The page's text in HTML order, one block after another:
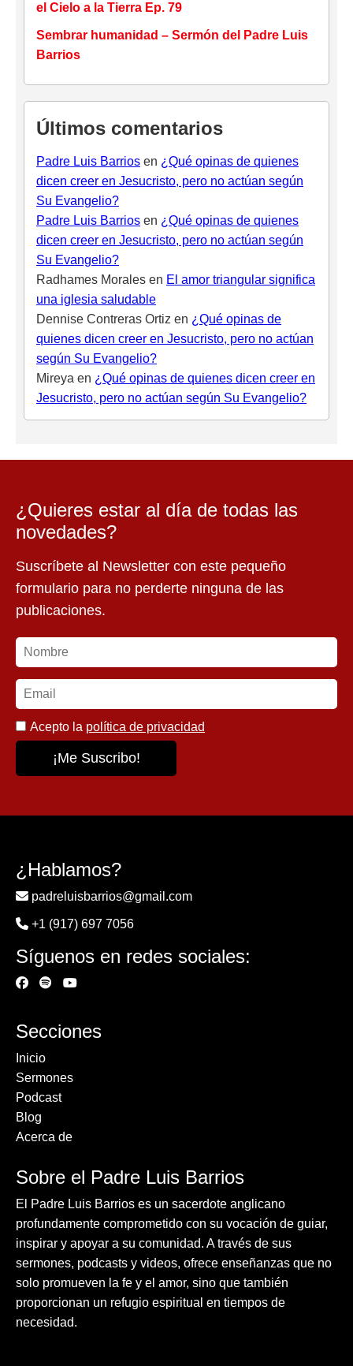
el Cielo a la Tierra Ep. 79
Sembrar humanidad – Sermón del Padre Luis
Barrios
Últimos comentarios
Padre Luis Barrios en ¿Qué opinas de quienes
dicen creer en Jesucristo, pero no actúan según
Su Evangelio?
Padre Luis Barrios en ¿Qué opinas de quienes
dicen creer en Jesucristo, pero no actúan según
Su Evangelio?
Radhames Morales en El amor triangular significa
una iglesia saludable
Dennise Contreras Ortiz en ¿Qué opinas de
quienes dicen creer en Jesucristo, pero no actúan
según Su Evangelio?
Mireya en ¿Qué opinas de quienes dicen creer en
Jesucristo, pero no actúan según Su Evangelio?
¿Quieres estar al día de todas las
novedades?
Suscríbete al Newsletter con este pequeño
formulario para no perderte ninguna de las
publicaciones.
Acepto la política de privacidad
¿Hablamos?
padreluisbarrios@gmail.com
+1 (917) 697 7056
Síguenos en redes sociales:
Secciones
Inicio
Sermones
Podcast
Blog
Acerca de
Sobre el Padre Luis Barrios
El Padre Luis Barrios es un sacerdote anglicano
profundamente comprometido con su vocación de guiar,
inspirar y apoyar a su comunidad. A través de sus
sermones, podcasts y videos, ofrece enseñanzas que no
solo promueven la fe y el amor, sino que también
proporcionan un refugio espiritual en tiempos de
necesidad.